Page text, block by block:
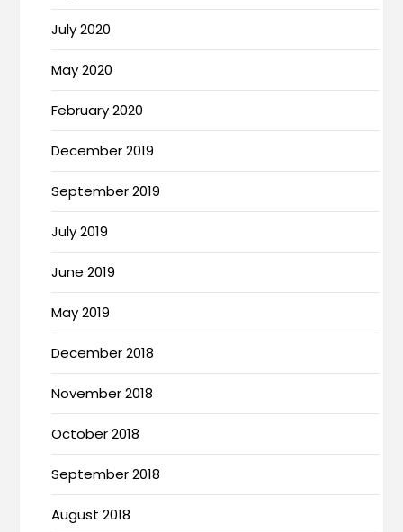
July 2020
May 2020
February 2020
December 2019
September 2019
July 2019
June 2019
May 2019
December 2018
November 2018
October 2018
September 2018
August 2018